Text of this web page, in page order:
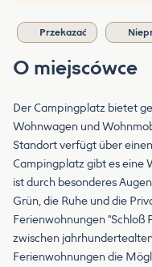
Przekazać
O miejscówce
Der Campingplatz bietet
Wohnwagen und
Standort verfügt über
Campingplatz gibt es eine
ist durch besonderes
Grün, die Ruhe und die
Ferienwohnungen "Schloß
zwischen
Ferienwohnungen die